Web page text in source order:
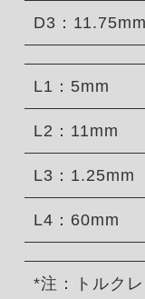
D3：11.75mm
L1：5mm
L2：11mm
L3：1.25mm
L4：60mm
*注：トルク